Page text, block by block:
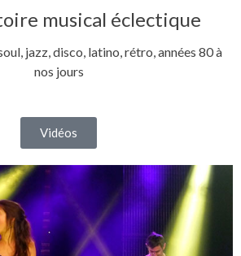
musical éclectique
jazz, disco, latino, rétro, années 80 à
nos jours
Vidéos